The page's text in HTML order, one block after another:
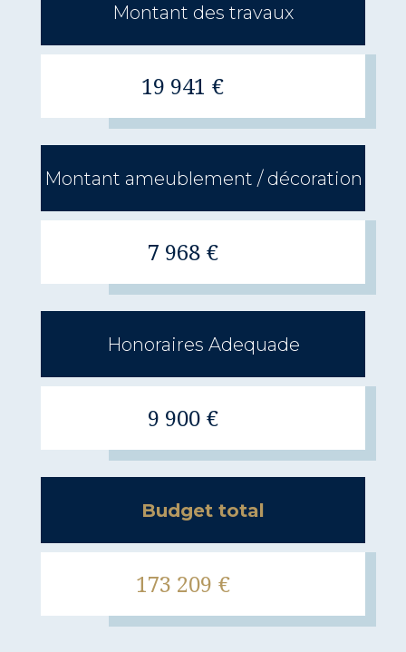
Montant des travaux
19 941 €
Montant ameublement / décoration
7 968 €
Honoraires Adequade
9 900 €
Budget total
173 209 €